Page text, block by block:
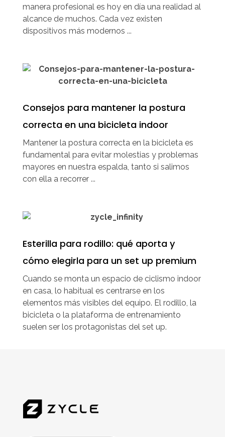
manera profesional es hoy en día una realidad al
alcance de muchos. Cada vez existen
dispositivos más modernos ...
Consejos para mantener la postura
correcta en una bicicleta indoor
Mantener la postura correcta en la bicicleta es
fundamental para evitar molestias y problemas
mayores en nuestra espalda, tanto si salimos
con ella a recorrer ...
Esterilla para rodillo: qué aporta y
cómo elegirla para un set up premium
Cuando se monta un espacio de ciclismo indoor
en casa, lo habitual es centrarse en los
elementos más visibles del equipo. El rodillo, la
bicicleta o la plataforma de entrenamiento
suelen ser los protagonistas del set up.